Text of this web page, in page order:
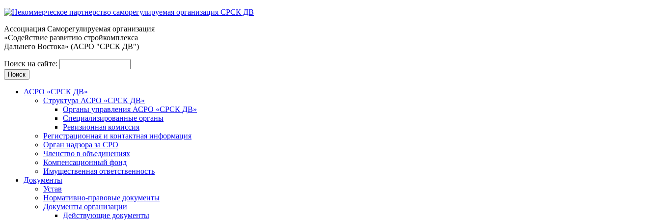
Ассоциация Cаморегулируемая организация
«Содействие развитию стройкомплекса
Дальнего Востока» (АСРО "СРСК ДВ")
Поиск на сайте:
АСРО «СРСК ДВ»
Структура АСРО «СРСК ДВ»
Органы управления АСРО «СРСК ДВ»
Специализированные органы
Ревизионная комиссия
Регистрационная и контактная информация
Орган надзора за СРО
Членство в объединениях
Компенсационный фонд
Имущественная ответственность
Документы
Устав
Нормативно-правовые документы
Документы организации
Действующие документы